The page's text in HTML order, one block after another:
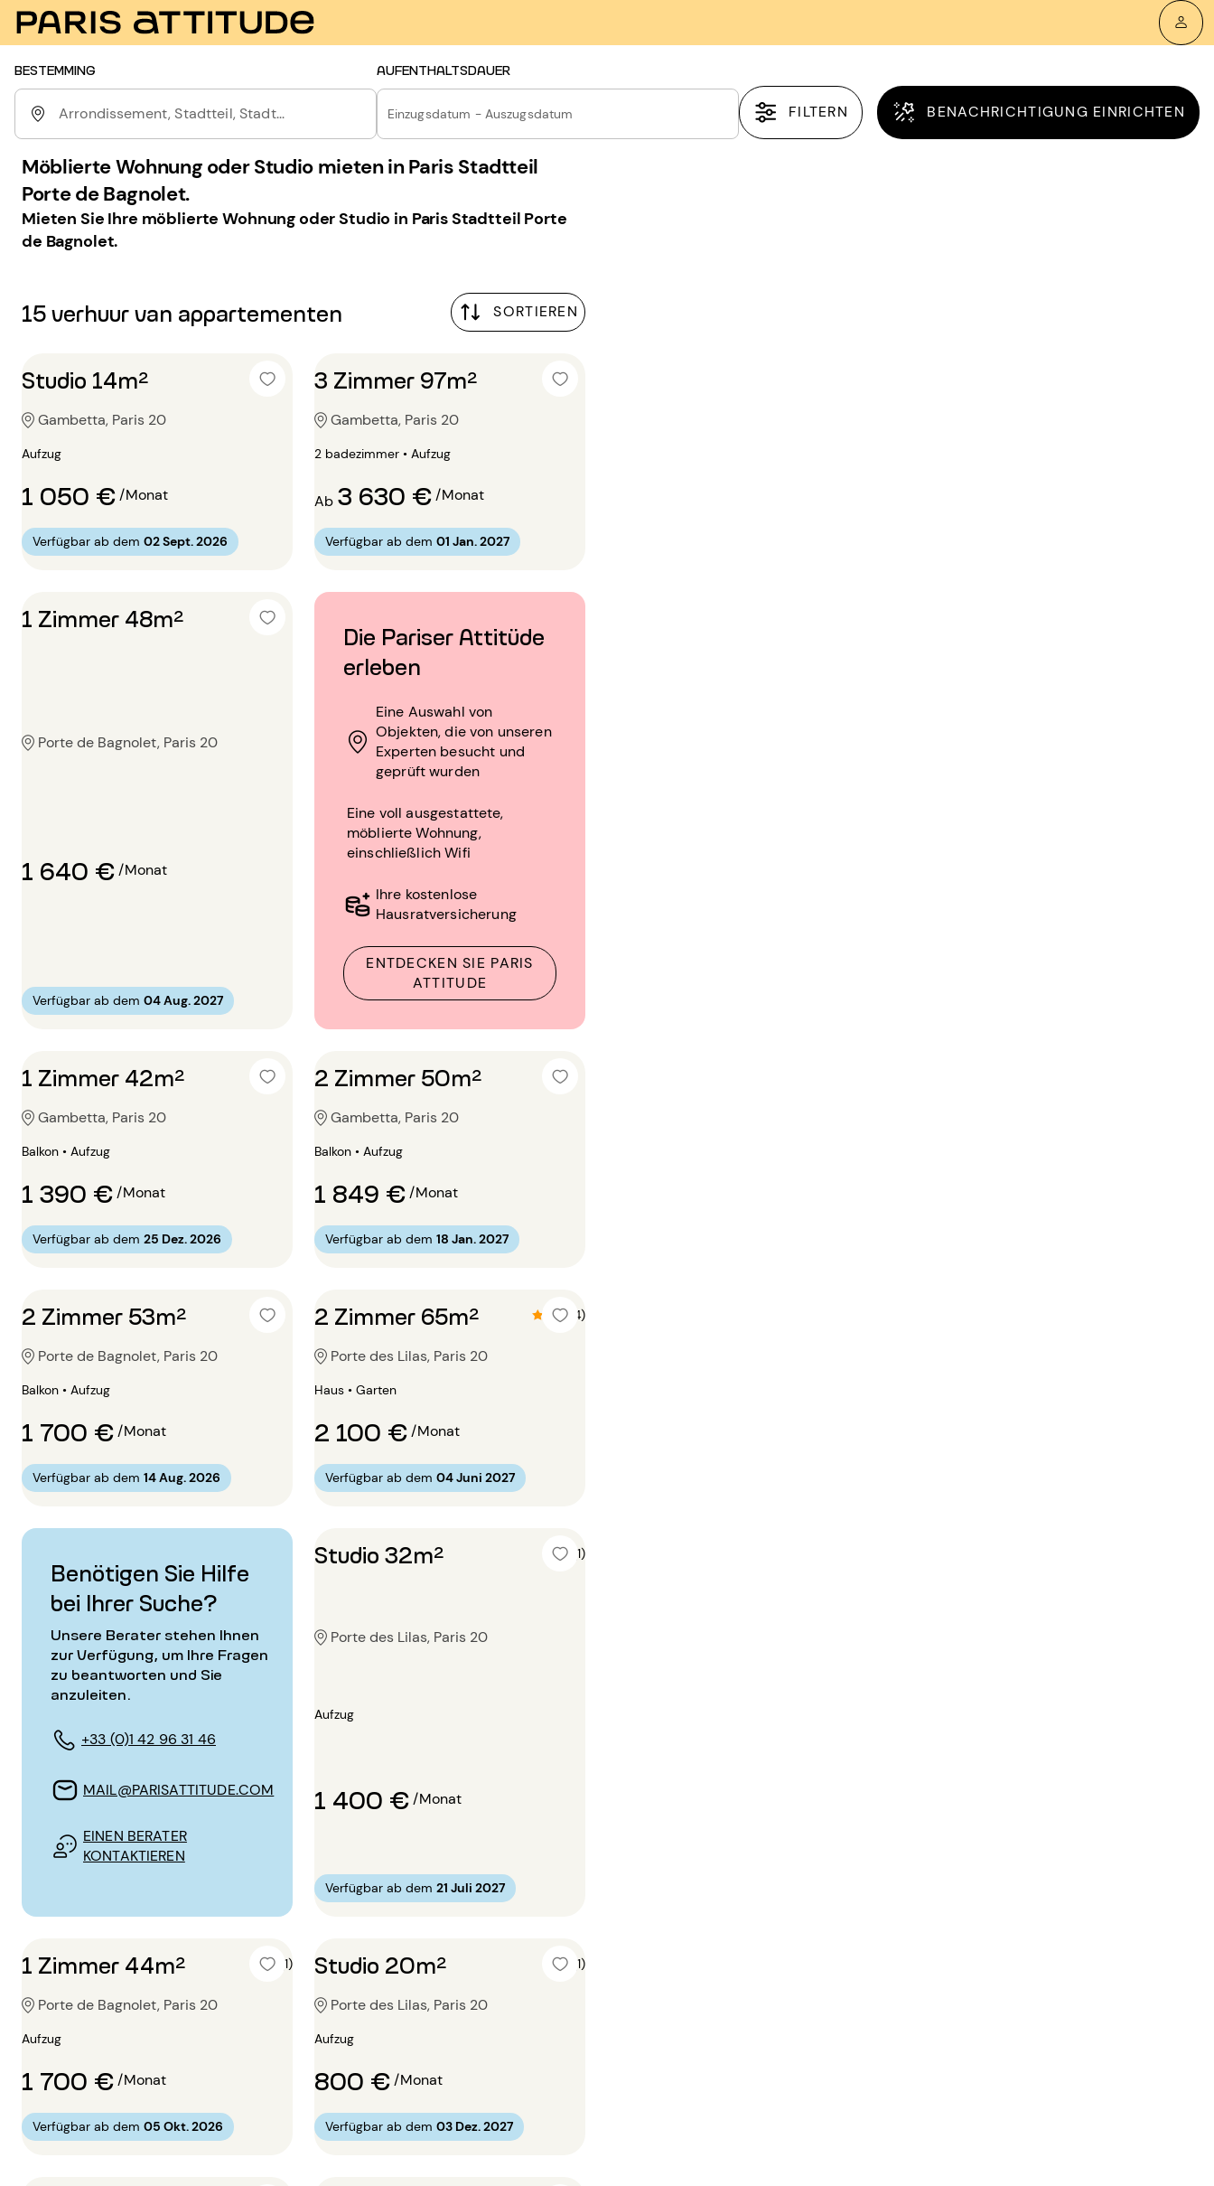
BESTEMMING
Arrondissement, Stadtteil, Stadt...
AUFENTHALTSDAUER
Einzugsdatum - Auszugsdatum FILTERN BENACHRICHTIGUNG EINRICHTEN
Möblierte Wohnung oder Studio mieten in Paris Stadtteil
Porte de Bagnolet.
Mieten Sie Ihre möblierte Wohnung oder Studio in Paris Stadtteil Porte
de Bagnolet.
15 verhuur van appartementen SORTIEREN
Die Pariser Attitüde
erleben
Eine Auswahl von
Objekten, die von unseren
Experten besucht und
geprüft wurden
Eine voll ausgestattete,
möblierte Wohnung,
einschließlich Wifi
Ihre kostenlose
Hausratversicherung
ENTDECKEN SIE PARIS
ATTITUDE
Benötigen Sie Hilfe
bei Ihrer Suche?
Unsere Berater stehen Ihnen
zur Verfügung, um Ihre Fragen
zu beantworten und Sie
anzuleiten.
+33 (0)1 42 96 31 46
MAIL@PARISATTITUDE.COM
EINEN BERATER
KONTAKTIEREN
Studio 14m²
Gambetta, Paris 20
Aufzug
1 050 €/Monat
Verfügbar ab dem 02 Sept. 2026
3 Zimmer 97m²
Gambetta, Paris 20
2 badezimmer • Aufzug
Ab 3 630 €/Monat
Verfügbar ab dem 01 Jan. 2027
1 Zimmer 48m²
Porte de Bagnolet, Paris 20
1 640 €/Monat
Verfügbar ab dem 04 Aug. 2027
1 Zimmer 42m²
Gambetta, Paris 20
Balkon • Aufzug
1 390 €/Monat
Verfügbar ab dem 25 Dez. 2026
2 Zimmer 50m²
Gambetta, Paris 20
Balkon • Aufzug
1 849 €/Monat
Verfügbar ab dem 18 Jan. 2027
2 Zimmer 53m²
Porte de Bagnolet, Paris 20
Balkon • Aufzug
1 700 €/Monat
Verfügbar ab dem 14 Aug. 2026
2 Zimmer 65m² 4.8 (4)
Porte des Lilas, Paris 20
Haus • Garten
2 100 €/Monat
Verfügbar ab dem 04 Juni 2027
Studio 32m² 5 (1)
Porte des Lilas, Paris 20
Aufzug
1 400 €/Monat
Verfügbar ab dem 21 Juli 2027
1 Zimmer 44m² 5 (1)
Porte de Bagnolet, Paris 20
Aufzug
1 700 €/Monat
Verfügbar ab dem 05 Okt. 2026
Studio 20m² 5 (1)
Porte des Lilas, Paris 20
Aufzug
800 €/Monat
Verfügbar ab dem 03 Dez. 2027